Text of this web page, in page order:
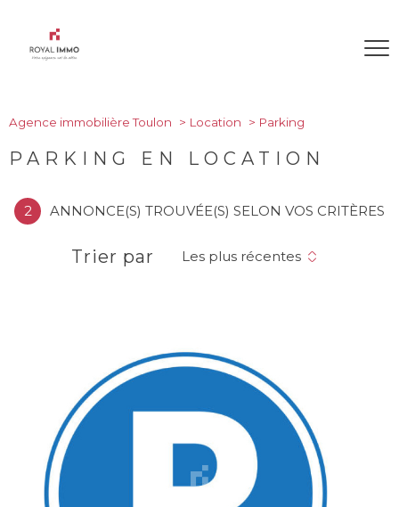
Agence immobilière Toulon Location Parking
PARKING EN LOCATION
2 ANNONCE(S) TROUVÉE(S) SELON VOS CRITÈRES
Trier par Les plus récentes